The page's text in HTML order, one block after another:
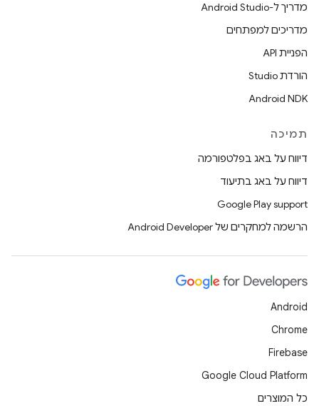
מדריך ל-Android Studio
מדריכים למפתחים
הפניית API
הורדת Studio
Android NDK
תמיכה
דיווח על באג בפלטפורמה
דיווח על באג בתיעוד
Google Play support
הרשמה למחקרים של Android Developer
Android
Chrome
Firebase
Google Cloud Platform
כל המוצרים